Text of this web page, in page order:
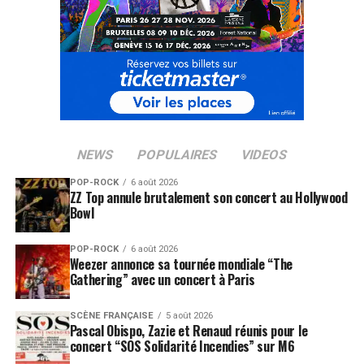
dates affichent un succès fulgurant. Pour ne pas
manquer cette occasion unique, il est conseillé de
réserver au plus vite via les plateformes de billetterie en
Ticketmaster!
Véronique Sansonprouve une fois de plus qu’elle
française. Cette tournée 2025 s’annonce comme un
artiste et son public, porté par la magie de la musique et
la passion du partage.
RÉSERVER VOS BILLETS
SUJETS ASSOCIÉS:
NEWS POPULAIRES VIDEOS
POP-ROCK 6 août 2026
ZZ Top annule brutalement son concert au Hollywood
Bowl
POP-ROCK 6 août 2026
Weezer annonce sa tournée mondiale “The
Gathering” avec un concert à Paris
SCÈNE FRANÇAISE 5 août 2026
Pascal Obispo, Zazie et Renaud réunis pour le
concert “SOS Solidarité Incendies” sur M6